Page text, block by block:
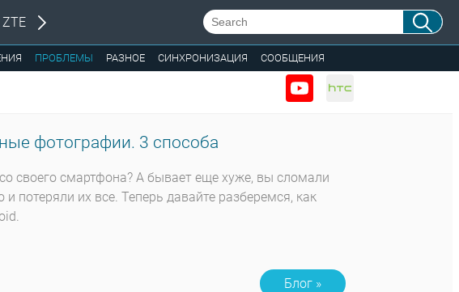
ПРОБЛЕМЫ РАЗНОЕ СИНХРОНИЗАЦИЯ СООБЩЕНИЯ
ZTE
фотографии. 3 способа
своего смартфона? А бывает еще хуже, вы сломали
потеряли их все. Теперь давайте разберемся, как
Блог »